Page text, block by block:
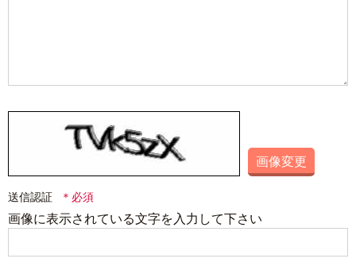
画像変更
送信認証
画像に表示されている文字を入力して下さい